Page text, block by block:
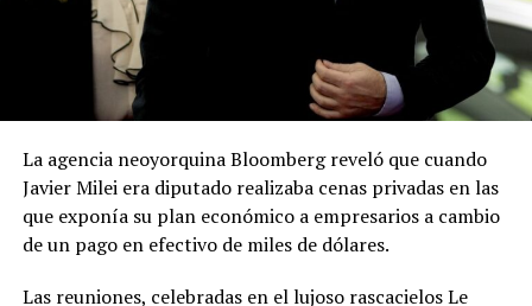
La agencia neoyorquina Bloomberg reveló que cuando
Javier Milei era diputado realizaba cenas privadas en las
que exponía su plan económico a empresarios a cambio
de un pago en efectivo de miles de dólares.
Las reuniones, celebradas en el lujoso rascacielos Le